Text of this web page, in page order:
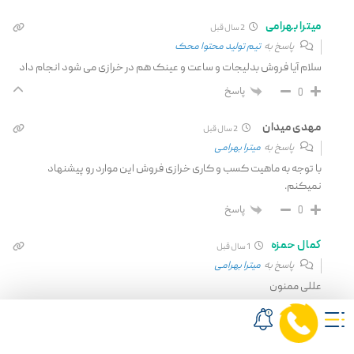
میترا بهرامی 2 سال قبل
پاسخ بهتیم تولید محتوا محک
سلام آیا فروش بدلیجات و ساعت و عینک هم در خرازی می شود انجام داد
0 پاسخ
مهدی میدان
پاسخ به میترا بهرامی
با توجه به ماهیت کسب و کاری خرازی فروش این موارد رو پیشنهاد
نمیکنم.
0 پاسخ
کمال حمزه
پاسخ به میترا بهرامی
عللی ممنون
خانم یعقوبی